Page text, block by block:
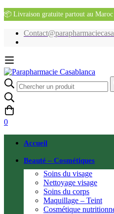
📦 Livraison gratuite partout au
Recherche
pour:
0
Accueil
Beauté – Cosmétiques
Soins du visage
Nettoyage visage
Soins du corps
Maquillage – Teint
Cosmétique